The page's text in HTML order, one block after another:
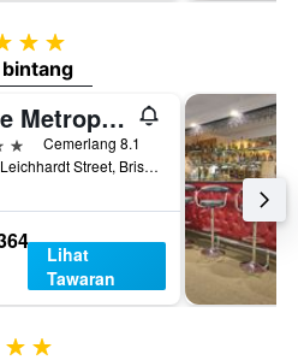
3 bintang
The Metropolitan Spring Hill
Cemerlang 8.1
106 Leichhardt Street, Brisbane, QLD, Australia
Lihat
Tawaran
2 bintang